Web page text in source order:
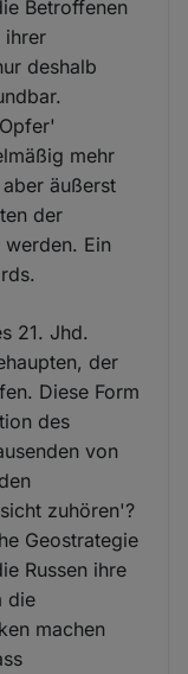
Betroffenen
ihrer
deshalb
mehr
äußerst
der
Ein
21. Jhd.
der
Diese Form
des
von
zuhören'?
Geostrategie
Russen ihre
die
machen